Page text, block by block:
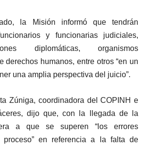
la Misión informó que tendrán
y funcionarias judiciales,
diplomáticas, organismos
derechos humanos, entre otros “en un
una amplia perspectiva del juicio”.
Zúniga, coordinadora del COPINH e
dijo que, con la llegada de la
a que se superen “los errores
en referencia a la falta de